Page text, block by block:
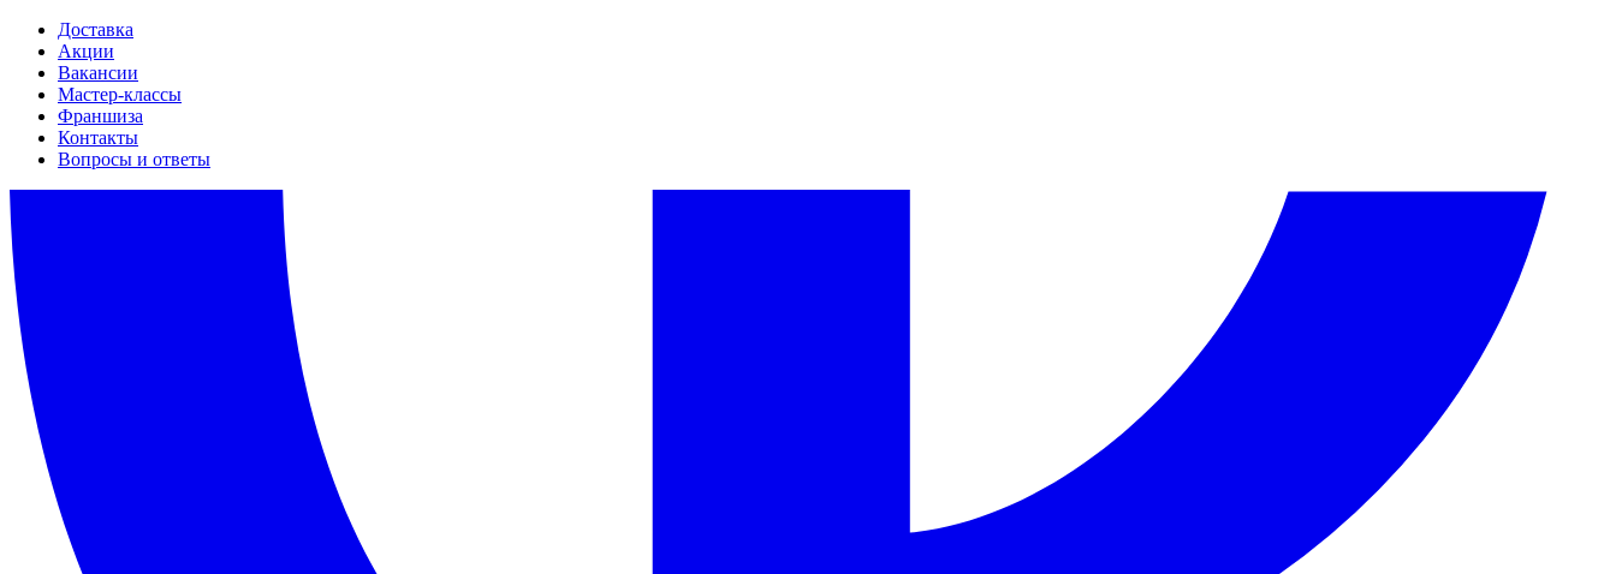
Доставка
Акции
Вакансии
Мастер-классы
Франшиза
Контакты
Вопросы и ответы